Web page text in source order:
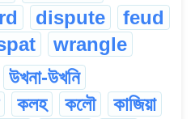
dispute
feud
wrangle
উখনা-উখনি
কলহ কলৌ
কাজিয়া